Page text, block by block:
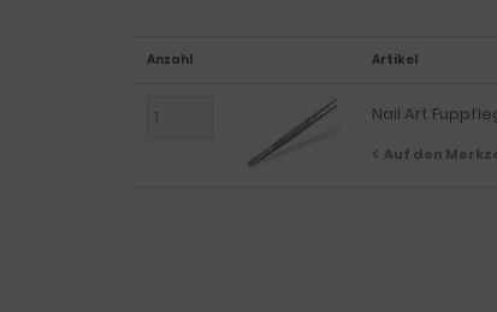
Anzahl Artikel
Nail Art
Auf den